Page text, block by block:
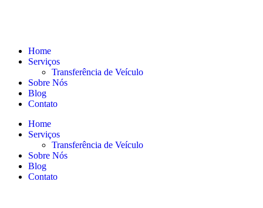
Home
Serviços
Transferência de Veículo
Sobre Nós
Blog
Contato
Home
Serviços
Transferência de Veículo
Sobre Nós
Blog
Contato